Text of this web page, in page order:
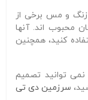
زنگ و مس برخی از
محبوب اند. آنها
کنید، همچنین
نمی توانید تصمیم
سرزمین دی تی